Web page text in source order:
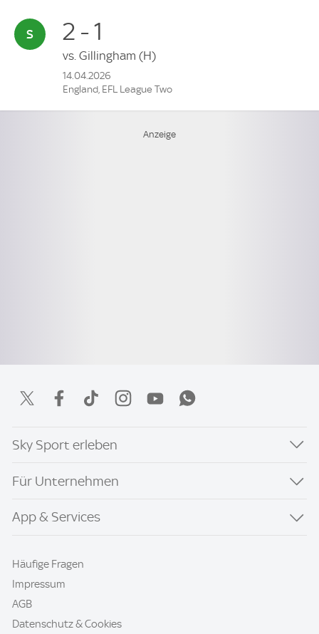
2 - 1
vs. Gillingham (H)
14.04.2026
England, EFL League Two
Sky Sport erleben
Für Unternehmen
App & Services
Häufige Fragen
Impressum
AGB
Datenschutz & Cookies